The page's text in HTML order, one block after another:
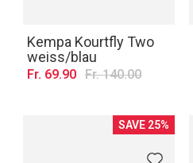
Kempa Kourtfly Two
weiss/blau
Fr. 69.90 Fr. 140.00
SAVE 25%